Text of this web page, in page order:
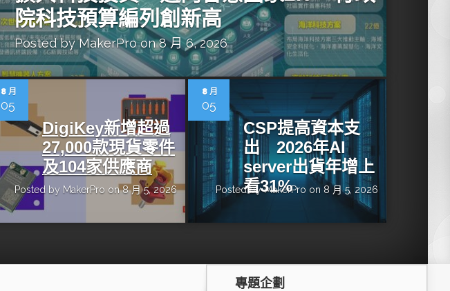
【活動報導】Intel攜手生態系夥伴分享Edge AI機器
人應用部署實戰經驗
OpenVINO×ExecuTorch：解鎖英特爾架構AI PC模型
推論效能新境界
「公升級」Agentic AI方案比較：
Apple、NVIDIA、AMD
創客開發板AI加速晶片觀察
院科技預算編列創新高
Posted byMakerProon 8 月 6, 2026
8 月
05
DigiKey新增超過
27,000款現貨零件
及104家供應商
Posted by MakerPro on 8 月 5, 2026
8 月
05
CSP提高資本支
出 2026年AI
server出貨年增上
看31%
Posted byMakerPro on 8 月 5, 2026
專題企劃